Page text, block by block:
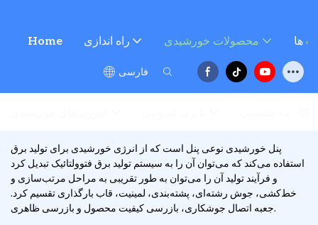
Home راه اندازی محصولات خورشیدی ها
فارسی
پنل خورشیدی نوعی پنل است که از انرژی خورشیدی برای تولید برق
استفاده می‌کند که می‌توان آن را به سیستم تولید برق فتوولتائیک تبدیل کرد
و فرآیند تولید آن را می‌توان به طور تقریبی به مراحل مرتب‌سازی و
خط‌کشی، جوش رشته‌ای، پشته‌بندی، لمینیت، قاب بارگذاری تقسیم کرد.
جعبه اتصال جوشکاری، بازرسی کیفیت محصول و بازرسی ظاهری.